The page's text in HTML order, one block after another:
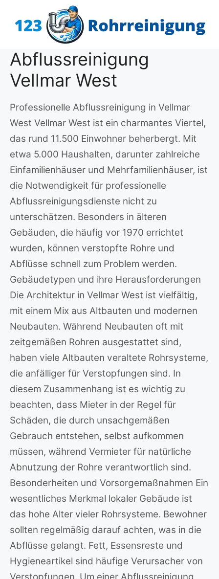
Inhalt
Abflussreinigung
Vellmar West
Professionelle Abflussreinigung in Vellmar
West Vellmar West ist ein charmantes Viertel,
das rund 11.500 Einwohner beherbergt. Mit
etwa 5.000 Haushalten, darunter zahlreiche
Einfamilienhäuser und Mehrfamilienhäuser, ist
die Notwendigkeit für professionelle
Abflussreinigungsdienste nicht zu
unterschätzen. Besonders in älteren
Gebäuden, die häufig vor 1970 errichtet
wurden, können verstopfte Rohre und
Abflüsse schnell zum Problem werden.
Gebäudetypen und ihre Herausforderungen
Die Architektur in Vellmar West ist vielfältig,
mit einem Mix aus Altbauten und modernen
Neubauten. Während Neubauten oft mit
zeitgemäßen Rohren ausgestattet sind,
haben viele Altbauten veraltete Rohrsysteme,
die anfälliger für Verstopfungen sind. In
diesem Zusammenhang ist es wichtig zu
beachten, dass Mieter in der Regel für
Schäden, die durch unsachgemäßen
Gebrauch entstehen, selbst aufkommen
müssen, während Vermieter für natürliche
Abnutzung der Rohre verantwortlich sind.
Besonderheiten und Vorsorgemaßnahmen Ein
wesentliches Merkmal lokaler Gebäude ist
das hohe Alter vieler Rohrsysteme. Bewohner
sollten regelmäßig darauf achten, was in die
Abflüsse gelangt. Fett, Essensreste und
Hygieneartikel sind häufige Verursacher von